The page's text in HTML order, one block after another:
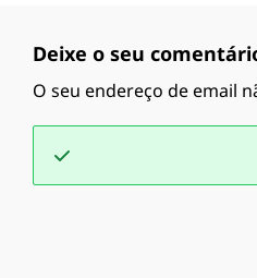
Deixe o seu
O seu endereço de email